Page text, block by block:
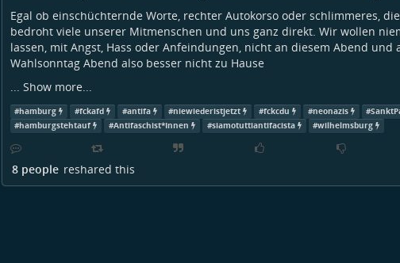
Egal ob einschüchternde Worte, rechter Autokorso oder schlimmeres,
bedroht viele unserer Mitmenschen und uns ganz direkt. Wir wollen
lassen, mit Angst, Hass oder Anfeindungen, nicht an diesem Abend und
Wahlsonntag Abend also besser nicht zu Hause
... Show more...
#hamburg #fckafd #antifa #niewiederistjetzt #fckcdu #neonazis #
#hamburgstehtauf #Antifaschist*Innen #siamotuttiantifacista #wilhelmsburg
8 people reshared this